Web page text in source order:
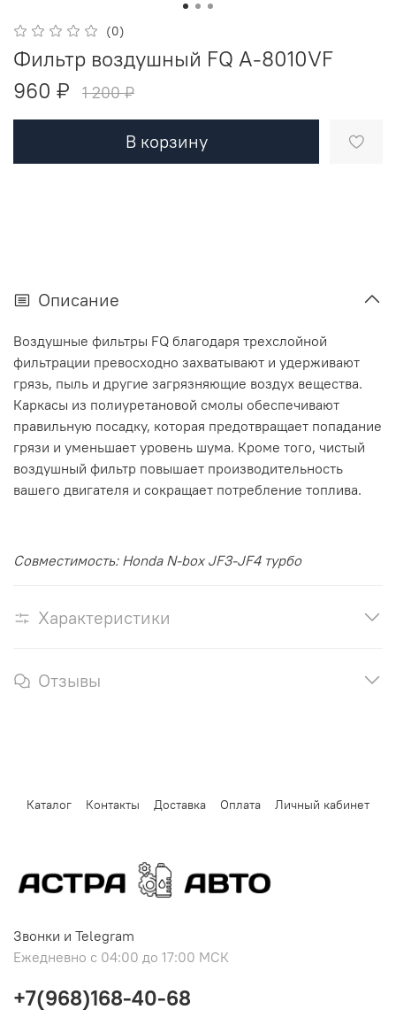
(0)
Фильтр воздушный FQ A-8010VF
960 ₽
1 200 ₽
В корзину
Описание
Воздушные фильтры FQ благодаря трехслойной
фильтрации превосходно захватывают и удерживают
грязь, пыль и другие загрязняющие воздух вещества.
Каркасы из полиуретановой смолы обеспечивают
правильную посадку, которая предотвращает попадание
грязи и уменьшает уровень шума. Кроме того, чистый
воздушный фильтр повышает производительность
вашего двигателя и сокращает потребление топлива.
Совместимость: Honda N-box JF3-JF4 турбо
Характеристики
Отзывы
Каталог Контакты Доставка Оплата Личный кабинет
Звонки и Telegram
Ежедневно с 04:00 до 17:00 МСК
+7(968)168-40-68